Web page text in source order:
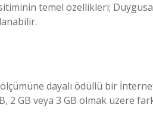
temel özellikleri;
dayalı ödüllü bir
2 GB veya 3 GB olmak üzere